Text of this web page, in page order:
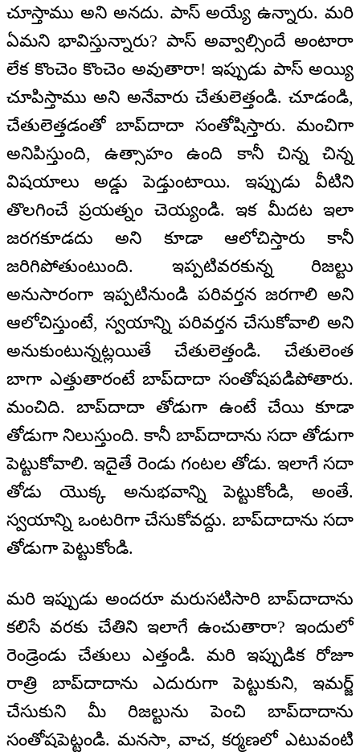
చూస్తాము అని అనదు. పాస్ అయ్యే ఉన్నారు. మరి
ఏమని భావిస్తున్నారు? పాస్ అవ్వాల్సిందే అంటారా
లేక కొంచెం కొంచెం అవుతారా! ఇప్పుడు పాస్ అయ్యి
చూపిస్తాము అని అనేవారు చేతులెత్తండి. చూడండి,
చేతులెత్తడంతో బాప్‍దాదా సంతోషిస్తారు. మంచిగా
అనిపిస్తుంది, ఉత్సాహం ఉంది కానీ చిన్న చిన్న
విషయాలు అడ్డు పెడ్తుంటాయి. ఇప్పుడు వీటిని
తొలగించే ప్రయత్నం చెయ్యండి. ఇక మీదట ఇలా
జరగకూడదు అని కూడా ఆలోచిస్తారు కానీ
జరిగిపోతుంటుంది. ఇప్పటివరకున్న రిజల్టు
అనుసారంగా ఇప్పటినుండి పరివర్తన జరగాలి అని
ఆలోచిస్తుంటే, స్వయాన్ని పరివర్తన చేసుకోవాలి అని
అనుకుంటున్నట్లయితే చేతులెత్తండి. చేతులెంత
బాగా ఎత్తుతారంటే బాప్‍దాదా సంతోషపడిపోతారు.
మంచిది. బాప్‍దాదా తోడుగా ఉంటే చేయి కూడా
తోడుగా నిలుస్తుంది. కానీ బాప్‍దాదాను సదా తోడుగా
పెట్టుకోవాలి. ఇదైతే రెండు గంటల తోడు. ఇలాగే సదా
తోడు యొక్క అనుభవాన్ని పెట్టుకోండి, అంతే.
స్వయాన్ని ఒంటరిగా చేసుకోవద్దు. బాప్‍దాదాను సదా
తోడుగా పెట్టుకోండి.
మరి ఇప్పుడు అందరూ మరుసటిసారి బాప్‍దాదాను
కలిసే వరకు చేతిని ఇలాగే ఉంచుతారా? ఇందులో
రెండ్రెండు చేతులు ఎత్తండి. మరి ఇప్పుడిక రోజూ
రాత్రి బాప్‍దాదాను ఎదురుగా పెట్టుకుని, ఇమర్జ్
చేసుకుని మీ రిజల్టును పెంచి బాప్‍దాదాను
సంతోషపెట్టండి. మనసా, వాచ, కర్మణలో ఎటువంటి